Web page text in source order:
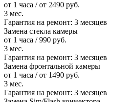
от 1 часа / от 2490 руб.
3 мес.
Гарантия на ремонт: 3 месяцев
Замена стекла камеры
от 1 часа / 990 руб.
3 мес.
Гарантия на ремонт: 3 месяцев
Замена фронтальной камеры
от 1 часа / от 1490 руб.
3 мес.
Гарантия на ремонт: 3 месяцев